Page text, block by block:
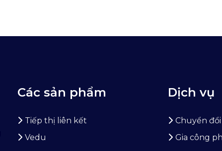
Các sản phẩm
Tiếp thị liên kết
Vedu
Dịch vụ
Chuyển đổi
Gia công